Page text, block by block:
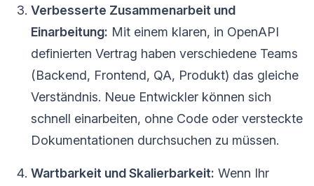
Verbesserte Zusammenarbeit und
Einarbeitung: Mit einem klaren, in OpenAPI
definierten Vertrag haben verschiedene Teams
(Backend, Frontend, QA, Produkt) das gleiche
Verständnis. Neue Entwickler können sich
schnell einarbeiten, ohne Code oder versteckte
Dokumentationen durchsuchen zu müssen.
Wartbarkeit und Skalierbarkeit: Wenn Ihr